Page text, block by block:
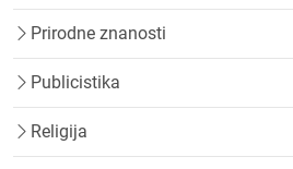
Prirodne znanosti
Publicistika
Religija